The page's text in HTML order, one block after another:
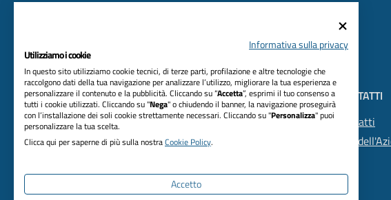
RIFERIMENTI
Azienda Unità Locale Socio Sanitaria n. 2
Marca trevigiana
C.F. 03084880263
CONTATTI
Contatti
PEC
Informativa sulla privacy
Utilizziamo i cookie
In questo sito utilizziamo cookie tecnici, di terze parti, profilazione e altre tecnologie che
raccolgono dati della tua navigazione per analizzare l’utilizzo, migliorare la tua esperienza e
personalizzare il contenuto e la pubblicità. Cliccando su “Accetta”, esprimi il tuo consenso a
tutti i cookie utilizzati. Cliccando su "Nega" o chiudendo il banner, la navigazione proseguirà
con l’installazione dei soli cookie strettamente necessari. Cliccando su "Personalizza" puoi
personalizzare la tua scelta.
Clicca qui per saperne di più sulla nostraCookie Policy.
Accetto